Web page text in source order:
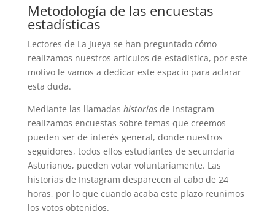
Metodología de las encuestas
estadísticas
Lectores de La Jueya se han preguntado cómo
realizamos nuestros artículos de estadística, por este
motivo le vamos a dedicar este espacio para aclarar
esta duda.
Mediante las llamadas historiasde Instagram
realizamos encuestas sobre temas que creemos
pueden ser de interés general, donde nuestros
seguidores, todos ellos estudiantes de secundaria
Asturianos, pueden votar voluntariamente. Las
historias de Instagram desparecen al cabo de 24
horas, por lo que cuando acaba este plazo reunimos
los votos obtenidos.